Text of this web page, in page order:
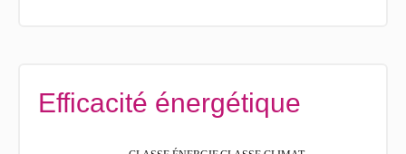
Efficacité énergétique